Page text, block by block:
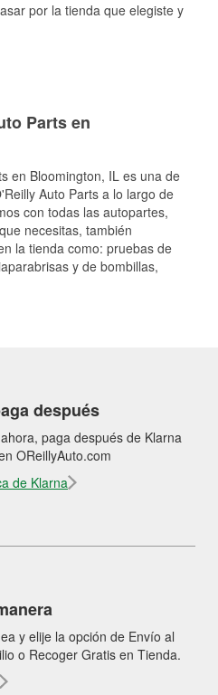
por la tienda que elegiste y
Parts en
en Bloomington, IL es una de
Auto Parts a lo largo de
con todas las autopartes,
necesitas, también
la tienda como: pruebas de
y de bombillas,
después
paga después de Klarna
OReillyAuto.com
de Klarna
y elije la opción de Envío al
o Recoger Gratis en Tienda.